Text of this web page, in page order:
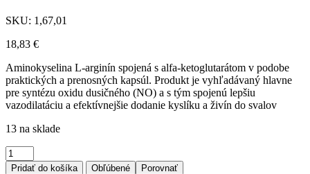
SKU: 1,67,01
18,83 €
Aminokyselina L-arginín spojená s alfa-ketoglutarátom v podobe
praktických a prenosných kapsúl. Produkt je vyhľadávaný hlavne
pre syntézu oxidu dusičného (NO) a s tým spojenú lepšiu
vazodilatáciu a efektívnejšie dodanie kyslíku a živín do svalov
13 na sklade
Množstvo
Pridať do košíka Obľúbené Porovnať